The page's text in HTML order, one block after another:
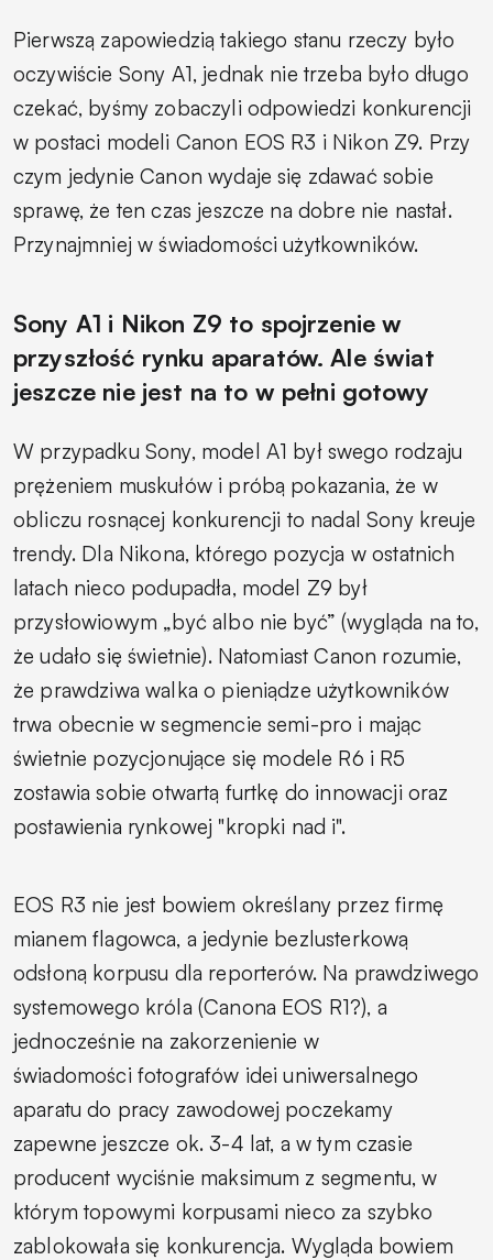
Pierwszą zapowiedzią takiego stanu rzeczy było
oczywiście Sony A1, jednak nie trzeba było długo
czekać, byśmy zobaczyli odpowiedzi konkurencji
w postaci modeli Canon EOS R3 i Nikon Z9. Przy
czym jedynie Canon wydaje się zdawać sobie
sprawę, że ten czas jeszcze na dobre nie nastał.
Przynajmniej w świadomości użytkowników.
Sony A1 i Nikon Z9 to spojrzenie w
przyszłość rynku aparatów. Ale świat
jeszcze nie jest na to w pełni gotowy
W przypadku Sony, model A1 był swego rodzaju
prężeniem muskułów i próbą pokazania, że w
obliczu rosnącej konkurencji to nadal Sony kreuje
trendy. Dla Nikona, którego pozycja w ostatnich
latach nieco podupadła, model Z9 był
przysłowiowym „być albo nie być” (wygląda na to,
że udało się świetnie). Natomiast Canon rozumie,
że prawdziwa walka o pieniądze użytkowników
trwa obecnie w segmencie semi-pro i mając
świetnie pozycjonujące się modele R6 i R5
zostawia sobie otwartą furtkę do innowacji oraz
postawienia rynkowej "kropki nad i".
EOS R3 nie jest bowiem określany przez firmę
mianem flagowca, a jedynie bezlusterkową
odsłoną korpusu dla reporterów. Na prawdziwego
systemowego króla (Canona EOS R1?), a
jednocześnie na zakorzenienie w
świadomości fotografów idei uniwersalnego
aparatu do pracy zawodowej poczekamy
zapewne jeszcze ok. 3-4 lat, a w tym czasie
producent wyciśnie maksimum z segmentu, w
którym topowymi korpusami nieco za szybko
zablokowała się konkurencja. Wygląda bowiem